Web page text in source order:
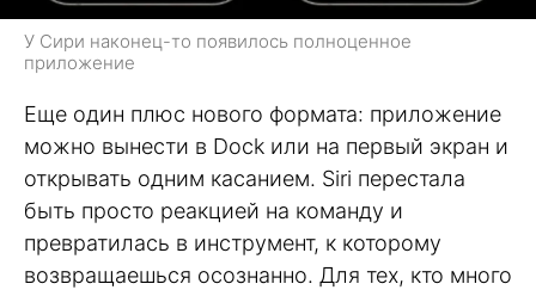
У Сири наконец-то появилось полноценное
приложение
Еще один плюс нового формата: приложение
можно вынести в Dock или на первый экран и
открывать одним касанием. Siri перестала
быть просто реакцией на команду и
превратилась в инструмент, к которому
возвращаешься осознанно. Для тех, кто много